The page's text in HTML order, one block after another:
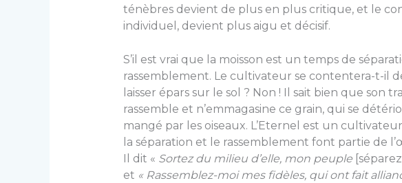
ténèbres devient de plus en plus critique, et le
individuel, devient plus aigu et décisif.
S’il est vrai que la moisson est un temps de
rassemblement. Le cultivateur se contentera-t-il
laisser épars sur le sol ? Non ! Il sait bien que son
rassemble et n’emmagasine ce grain, qui se
mangé par les oiseaux. L’Eternel est un
la séparation et le rassemblement font partie de
Il dit « Sortez du milieu d’elle, mon peuple
et « Rassemblez-moi mes fidèles, qui ont fait